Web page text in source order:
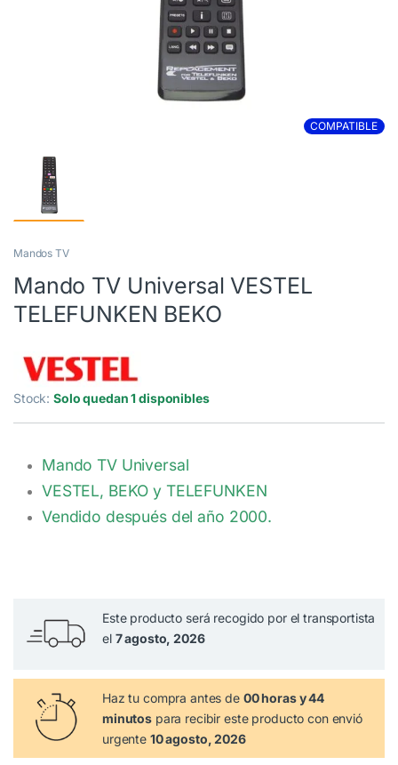
COMPATIBLE
Mandos TV
Mando TV Universal VESTEL
TELEFUNKEN BEKO
Stock:Solo quedan 1 disponibles
Mando TV Universal
VESTEL, BEKO y TELEFUNKEN
Vendido después del año 2000.
Este producto será recogido por el transportista
el 7 agosto, 2026
Haz tu compra antes de 00 horas y 44
minutos para recibir este producto con envió
urgente 10 agosto, 2026